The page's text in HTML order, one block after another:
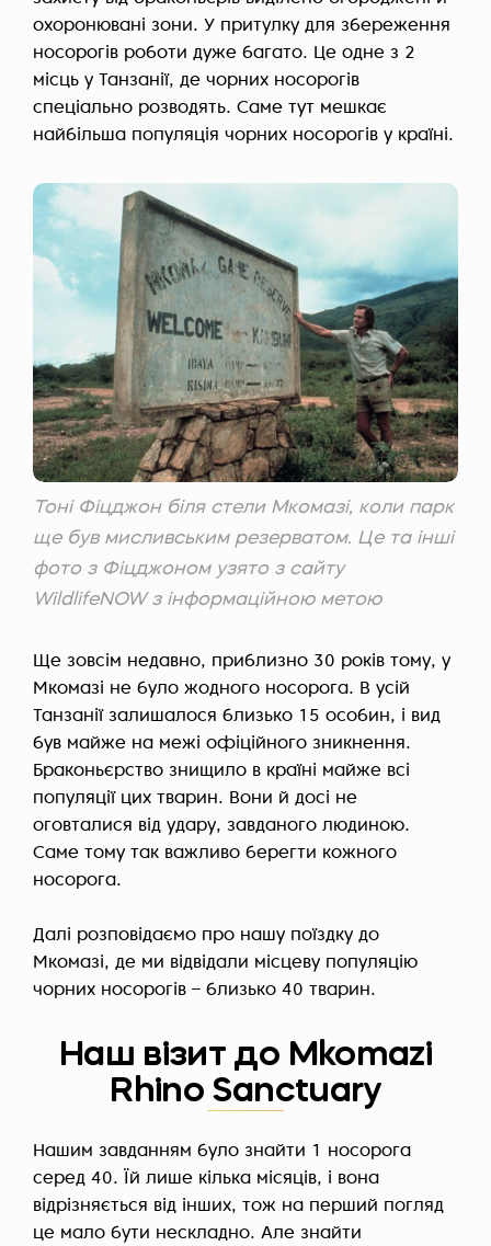
охоронювані зони. У притулку для збереження
носорогів роботи дуже багато. Це одне з 2
місць у Танзанії, де чорних носорогів
спеціально розводять. Саме тут мешкає
найбільша популяція чорних носорогів у країні.
Тоні Фіцджон біля стели Мкомазі, коли парк
ще був мисливським резерватом. Це та інші
фото з Фіцджоном узято з сайту
WildlifeNOW з інформаційною метою
Ще зовсім недавно, приблизно 30 років тому, у
Мкомазі не було жодного носорога. В усій
Танзанії залишалося близько 15 особин, і вид
був майже на межі офіційного зникнення.
Браконьєрство знищило в країні майже всі
популяції цих тварин. Вони й досі не
оговталися від удару, завданого людиною.
Саме тому так важливо берегти кожного
носорога.
Далі розповідаємо про нашу поїздку до
Мкомазі, де ми відвідали місцеву популяцію
чорних носорогів – близько 40 тварин.
Наш візит до Mkomazi
Rhino Sanctuary
Нашим завданням було знайти 1 носорога
серед 40. Їй лише кілька місяців, і вона
відрізняється від інших, тож на перший погляд
це мало бути нескладно. Але знайти